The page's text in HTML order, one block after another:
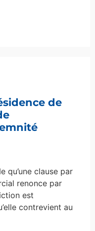
de
qu’une clause par
renonce par
est
contrevient au